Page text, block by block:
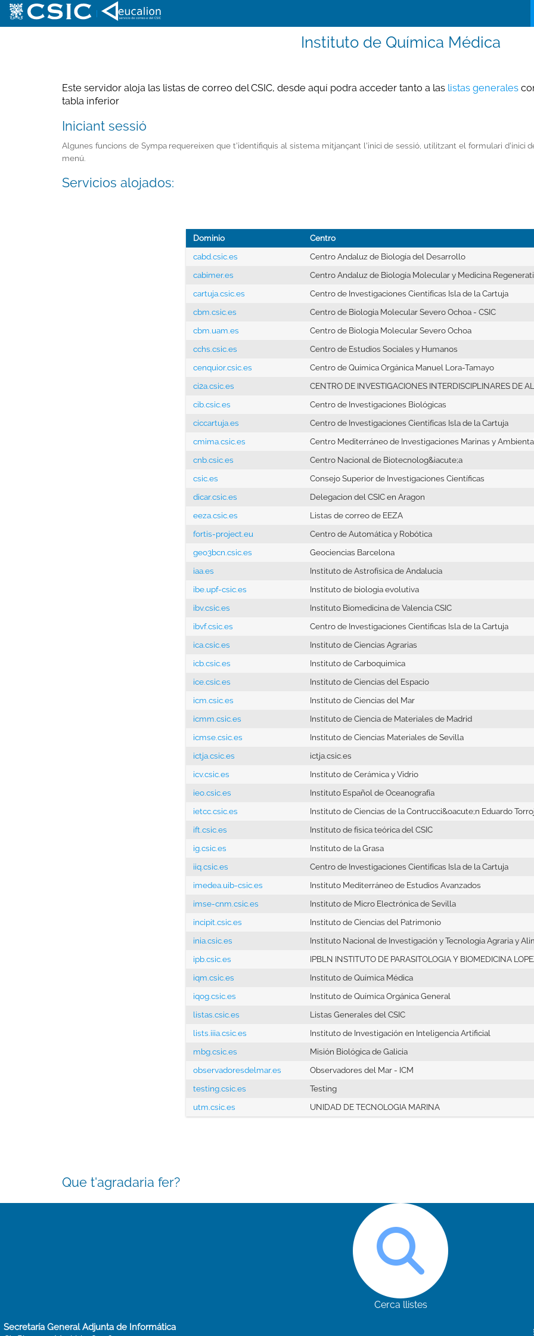
Instituto de Química Médica
Este servidor aloja las listas de correo del CSIC, desde aquí podra acceder tanto a las listas generales
tabla inferior
Iniciant sessió
Algunes funcions de Sympa requereixen que t'identifiquis al sistema mitjançant l'inici de sessió, utilitzant el formulari d'inici
menú.
Servicios alojados:
Dominio
Centro
cabd.csic.es
Centro Andaluz de Biología del Desarrollo
cabimer.es
Centro Andaluz de Biología Molecular y Medicina
cartuja.csic.es
Centro de Investigaciones Cientifícas Isla de la Cartuja
cbm.csic.es
Centro de Biologia Molecular Severo Ochoa - CSIC
cbm.uam.es
Centro de Biologia Molecular Severo Ochoa
cchs.csic.es
Centro de Estudios Sociales y Humanos
cenquior.csic.es
Centro de Química Orgánica Manuel Lora-Tamayo
ci2a.csic.es
CENTRO DE INVESTIGACIONES INTERDISCIPLINARES DE
cib.csic.es
Centro de Investigaciones Biológicas
ciccartuja.es
Centro de Investigaciones Cientifícas Isla de la Cartuja
cmima.csic.es
Centro Mediterráneo de Investigaciones Marinas y
cnb.csic.es
Centro Nacional de Biotecnolog&iacute;a
csic.es
Consejo Superior de Investigaciones Científicas
dicar.csic.es
Delegacion del CSIC en Aragon
eeza.csic.es
Listas de correo de EEZA
fortis-project.eu
Centro de Automática y Robótica
geo3bcn.csic.es
Geociencias Barcelona
iaa.es
Instituto de Astrofísica de Andalucía
ibe.upf-csic.es
Instituto de biologia evolutiva
ibv.csic.es
Instituto Biomedicina de Valencia CSIC
ibvf.csic.es
Centro de Investigaciones Cientificas Isla de la Cartuja
ica.csic.es
Instituto de Ciencias Agrarias
icb.csic.es
Instituto de Carboquimica
ice.csic.es
Instituto de Ciencias del Espacio
icm.csic.es
Instituto de Ciencias del Mar
icmm.csic.es
Instituto de Ciencia de Materiales de Madrid
icmse.csic.es
Instituto de Ciencias Materiales de Sevilla
ictja.csic.es
ictja.csic.es
icv.csic.es
Instituto de Cerámica y Vidrio
ieo.csic.es
Instituto Español de Oceanografía
ietcc.csic.es
Instituto de Ciencias de la Contrucci&oacute;n Eduardo
ift.csic.es
Instituto de física teórica del CSIC
ig.csic.es
Instituto de la Grasa
iiq.csic.es
Centro de Investigaciones Cientifícas Isla de la Cartuja
imedea.uib-csic.es
Instituto Mediterráneo de Estudios Avanzados
imse-cnm.csic.es
Instituto de Micro Electrónica de Sevilla
incipit.csic.es
Instituto de Ciencias del Patrimonio
inia.csic.es
Instituto Nacional de Investigación y Tecnología Agraria y
ipb.csic.es
IPBLN INSTITUTO DE PARASITOLOGIA Y BIOMEDICINA
iqm.csic.es
Instituto de Química Médica
iqog.csic.es
Instituto de Química Orgánica General
listas.csic.es
Listas Generales del CSIC
lists.iiia.csic.es
Instituto de Investigación en Inteligencia Artificial
mbg.csic.es
Misión Biológica de Galicia
observadoresdelmar.es
Observadores del Mar - ICM
testing.csic.es
Testing
utm.csic.es
UNIDAD DE TECNOLOGIA MARINA
Que t'agradaria fer?
Cerca llistes
Secretaría General Adjunta de Informática